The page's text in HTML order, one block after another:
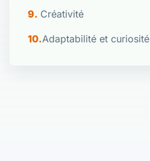
Créativité
Adaptabilité et curiosité